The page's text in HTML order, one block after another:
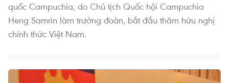
quốc Campuchia, do Chủ tịch Quốc hội Campuchia
Heng Samrin làm trưởng đoàn, bắt đầu thăm hữu nghị
chính thức Việt Nam.